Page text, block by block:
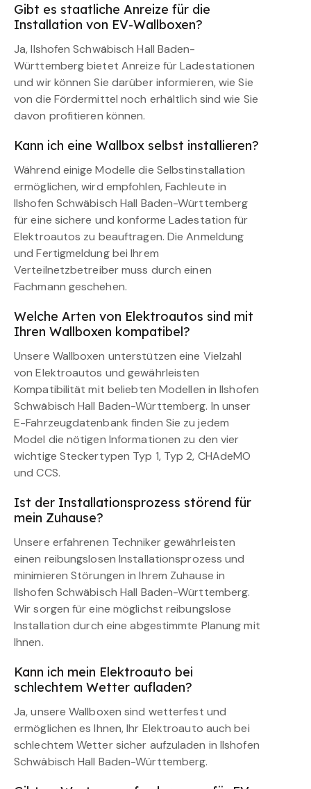
Gibt es staatliche Anreize für die
Installation von EV-Wallboxen?
Ja, Ilshofen Schwäbisch Hall Baden-
Württemberg bietet Anreize für Ladestationen
und wir können Sie darüber informieren, wie Sie
von die Fördermittel noch erhältlich sind wie Sie
davon profitieren können.
Kann ich eine Wallbox selbst installieren?
Während einige Modelle die Selbstinstallation
ermöglichen, wird empfohlen, Fachleute in
Ilshofen Schwäbisch Hall Baden-Württemberg
für eine sichere und konforme Ladestation für
Elektroautos zu beauftragen. Die Anmeldung
und Fertigmeldung bei Ihrem
Verteilnetzbetreiber muss durch einen
Fachmann geschehen.
Welche Arten von Elektroautos sind mit
Ihren Wallboxen kompatibel?
Unsere Wallboxen unterstützen eine Vielzahl
von Elektroautos und gewährleisten
Kompatibilität mit beliebten Modellen in Ilshofen
Schwäbisch Hall Baden-Württemberg. In unser
E-Fahrzeugdatenbank finden Sie zu jedem
Model die nötigen Informationen zu den vier
wichtige Steckertypen Typ 1, Typ 2, CHAdeMO
und CCS.
Ist der Installationsprozess störend für
mein Zuhause?
Unsere erfahrenen Techniker gewährleisten
einen reibungslosen Installationsprozess und
minimieren Störungen in Ihrem Zuhause in
Ilshofen Schwäbisch Hall Baden-Württemberg.
Wir sorgen für eine möglichst reibungslose
Installation durch eine abgestimmte Planung mit
Ihnen.
Kann ich mein Elektroauto bei
schlechtem Wetter aufladen?
Ja, unsere Wallboxen sind wetterfest und
ermöglichen es Ihnen, Ihr Elektroauto auch bei
schlechtem Wetter sicher aufzuladen in Ilshofen
Schwäbisch Hall Baden-Württemberg.